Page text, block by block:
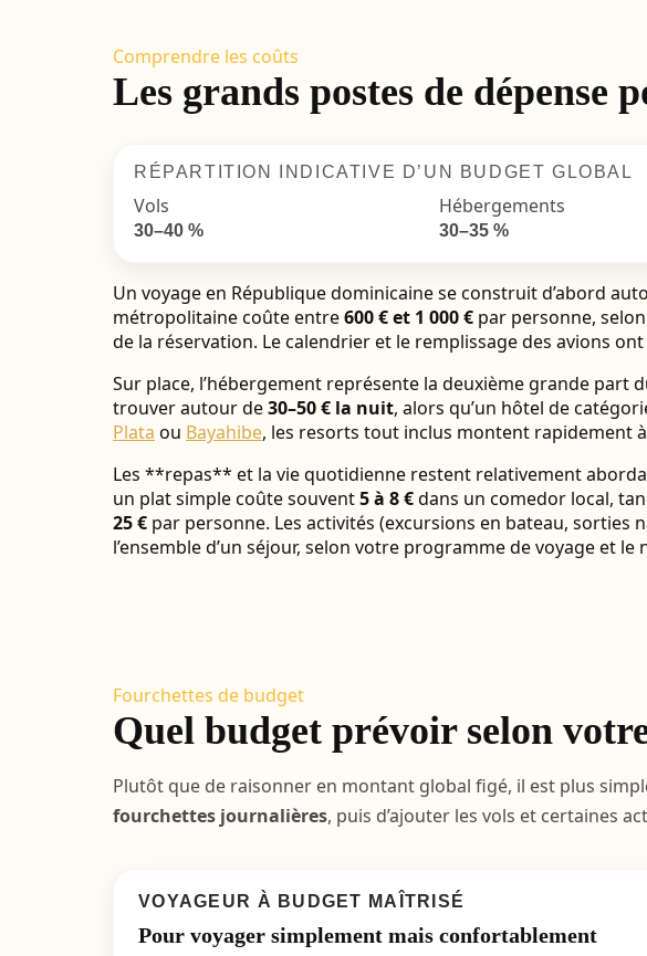
Comprendre les coûts
Les grands postes de dépense
RÉPARTITION INDICATIVE D’UN BUDGET GLOBAL
Vols
30–40 %
Hébergements
30–35 %
Un voyage en République dominicaine se construit d’abord
métropolitaine coûte entre600 € et 1 000 € par personne,
de la réservation. Le calendrier et le remplissage des avions
Sur place, l’hébergement représente la deuxième grande
trouver autour de30–50 € la nuit, alors qu’un hôtel de
Plata ou Bayahibe, les resorts tout inclus montent rapidement à
Les **repas** et la vie quotidienne restent relativement
un plat simple coûte souvent5 à 8 €dans un comedor local,
25 € par personne. Les activités (excursions en bateau,
l’ensemble d’un séjour, selon votre programme de voyage et
Fourchettes de budget
Quel budget prévoir selon
Plutôt que de raisonner en montant global figé, il est plus
fourchettes journalières, puis d’ajouter les vols et certaines
VOYAGEUR À BUDGET MAÎTRISÉ
Pour voyager simplement mais confortablement